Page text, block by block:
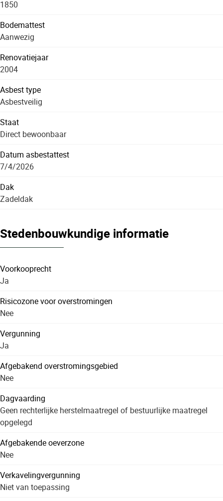
1850
Bodemattest
Aanwezig
Renovatiejaar
2004
Asbest type
Asbestveilig
Staat
Direct bewoonbaar
Datum asbestattest
7/4/2026
Dak
Zadeldak
Stedenbouwkundige informatie
Voorkooprecht
Ja
Risicozone voor overstromingen
Nee
Vergunning
Ja
Afgebakend overstromingsgebied
Nee
Dagvaarding
Geen rechterlijke herstelmaatregel of bestuurlijke maatregel
opgelegd
Afgebakende oeverzone
Nee
Verkavelingvergunning
Niet van toepassing